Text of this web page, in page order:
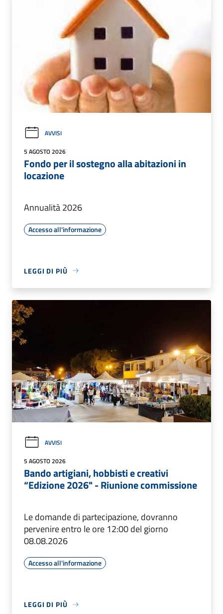
AVVISI
5 AGOSTO 2026
Fondo per il sostegno alla abitazioni in
locazione
Annualità 2026
Accesso all'informazione
LEGGI DI PIÙ
AVVISI
5 AGOSTO 2026
Bando artigiani, hobbisti e creativi
“Edizione 2026" - Riunione commissione
Le domande di partecipazione, dovranno
pervenire entro le ore 12:00 del giorno
08.08.2026
Accesso all'informazione
LEGGI DI PIÙ